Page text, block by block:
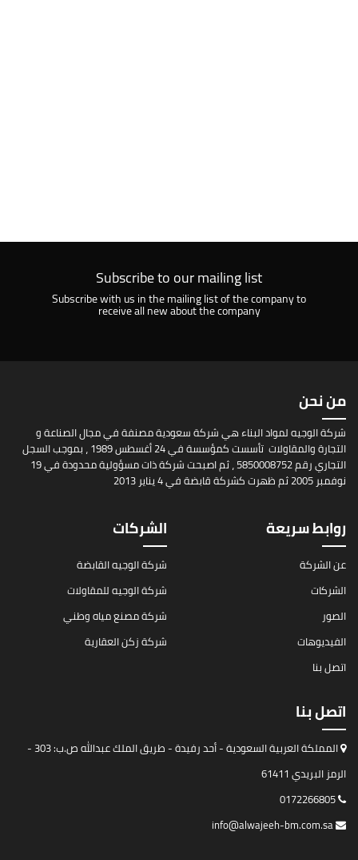
Subscribe to our mailing list
Subscribe with us in the mailing list of the company to
receive all new about the company
من نحن
شركة الوجيه لمواد البناء هي شركة سعودية مصنفة في مجال الصناعة و
التجارة والمقاولات تأسست كمؤسسة في 24 أغسطس 1989 ، بموجب السجل
التجاري رقم 5850008752 ، ثم اصبحت شركة ذات مسؤولية محدودة في 19
نوفمبر 2005 ثم ظهرت كشركة قابضة في 4 يناير 2013
روابط سريعة
عن الشركة
الشركات
الصور
الفيديوهات
اتصل بنا
الشركات
شركة الوجيه القابضة
شركة الوجيه للمقاولات
شركة مصنع مياه وطني
شركة زكن العقارية
اتصل بنا
المملكة العربية السعودية - أحد رفيدة - طريق الملك عبدالله ص.ب: 303 -
الرمز البريدي 61411